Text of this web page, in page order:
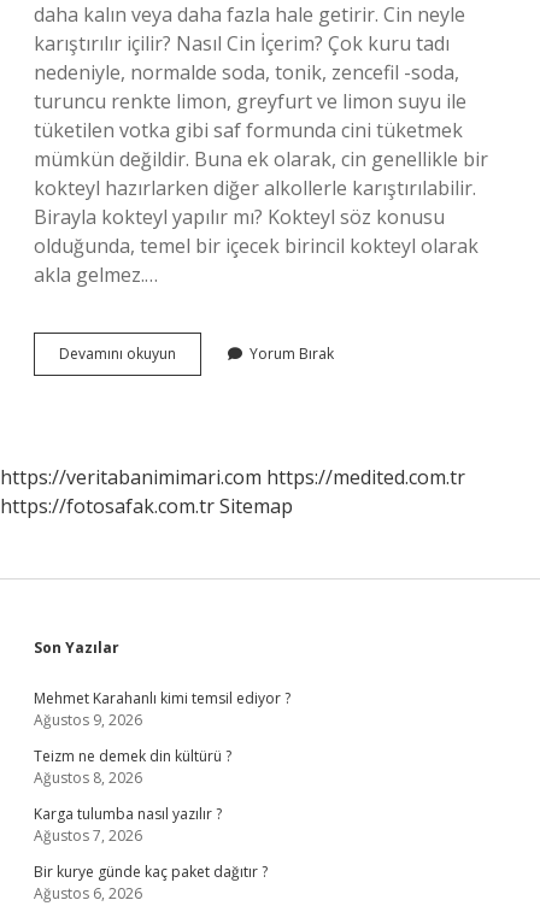
daha kalın veya daha fazla hale getirir. Cin neyle
karıştırılır içilir? Nasıl Cin İçerim? Çok kuru tadı
nedeniyle, normalde soda, tonik, zencefil -soda,
turuncu renkte limon, greyfurt ve limon suyu ile
tüketilen votka gibi saf formunda cini tüketmek
mümkün değildir. Buna ek olarak, cin genellikle bir
kokteyl hazırlarken diğer alkollerle karıştırılabilir.
Birayla kokteyl yapılır mı? Kokteyl söz konusu
olduğunda, temel bir içecek birincil kokteyl olarak
akla gelmez.…
Devamını okuyun
Cin
Yorum Bırak
https://veritabanimimari.com https://medited.com.tr
https://fotosafak.com.trSitemap
Sidebar
Son Yazılar
Mehmet Karahanlı kimi temsil ediyor ?
Ağustos 9, 2026
Teizm ne demek din kültürü ?
Ağustos 8, 2026
Karga tulumba nasıl yazılır ?
Ağustos 7, 2026
Bir kurye günde kaç paket dağıtır ?
Ağustos 6, 2026